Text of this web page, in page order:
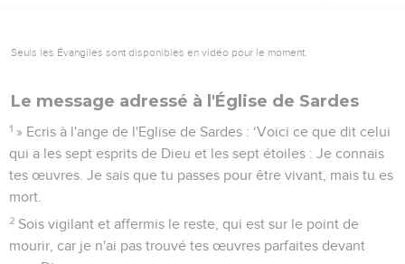
Seuls les Évangiles sont disponibles en vidéo pour le moment.
Le message adressé à l'Église de Sardes
1 » Ecris à l'ange de l'Eglise de Sardes : ‘Voici ce que dit celui
qui a les sept esprits de Dieu et les sept étoiles : Je connais
tes œuvres. Je sais que tu passes pour être vivant, mais tu es
mort.
2 Sois vigilant et affermis le reste, qui est sur le point de
mourir, car je n'ai pas trouvé tes œuvres parfaites devant